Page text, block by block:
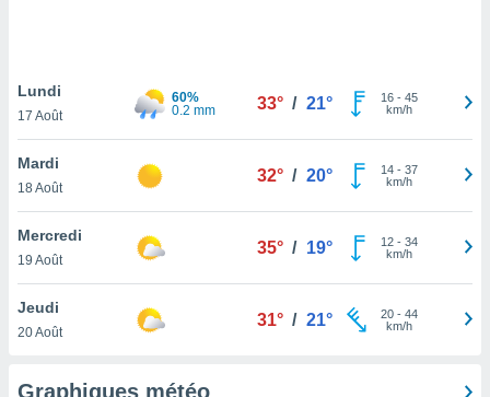
notre
que
et que
Lundi
17 Août
60%
0.2 mm
33° / 21° 16- 45
km/h
Mardi
18 Août
32° / 20° 14- 37
km/h
Mercredi
19 Août
35° / 19° 12- 34
km/h
Jeudi
20 Août
31° / 21° 20- 44
km/h
Graphiques météo